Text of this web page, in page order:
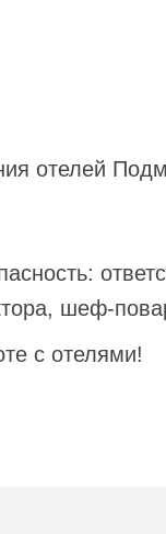
отелей
шеф-
с отелями!